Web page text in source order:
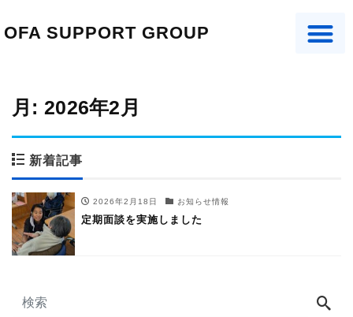
OFA SUPPORT GROUP
月: 2026年2月
新着記事
2026年2月18日 お知らせ情報
定期面談を実施しました